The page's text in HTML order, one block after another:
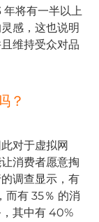
将有一半以上
感，这也说明
维持受众对品
？
对于虚拟网
消费者愿意掏
调查显示，有
而有 35％ 的消
其中有 40%